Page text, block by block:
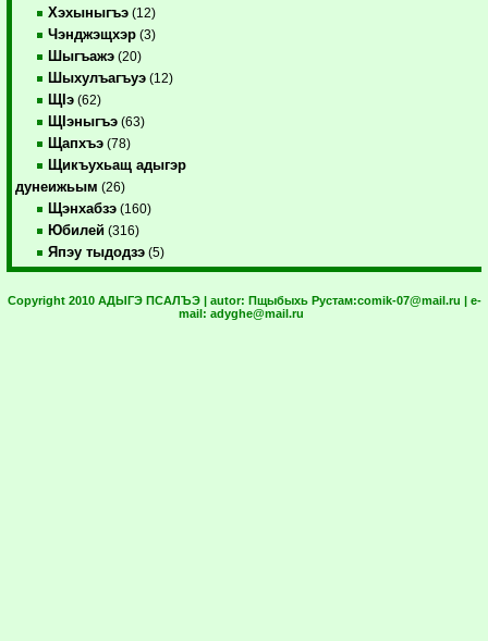
Хэхыныгъэ (12)
Чэнджэщхэр (3)
Шыгъажэ (20)
Шыхулъагъуэ (12)
ЩIэ (62)
ЩIэныгъэ (63)
Щапхъэ (78)
Щикъухьащ адыгэр
дунеижьым (26)
Щэнхабзэ (160)
Юбилей (316)
Япэу тыдодзэ (5)
Copyright 2010 АДЫГЭ ПСАЛЪЭ | autor: Пщыбыхь Рустам:comik-07@mail.ru | e-
mail: adyghe@mail.ru